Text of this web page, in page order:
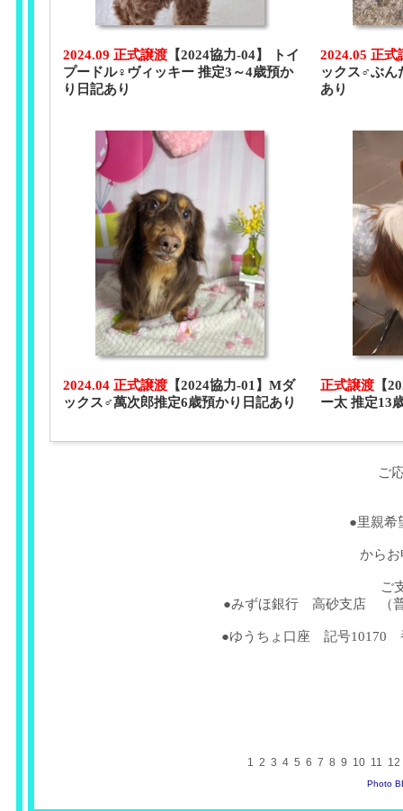
2024.09 正式譲渡 【2024協力-04】 トイ
プードル♀ヴィッキー 推定3～4歳預か
り日記あり
2024.05 正式
ックス♂ぶん
あり
2024.04 正式譲渡 【2024協力-01】Mダ
ックス♂萬次郎推定6歳預かり日記あり
正式譲渡 【
ー太 推定13
ご
●里親希
から
ご
●みずほ銀行 高砂支店 （
●ゆうちょ口座 記号10170
1 2 3 4 5 6 7 8 9 10 11 12
Photo